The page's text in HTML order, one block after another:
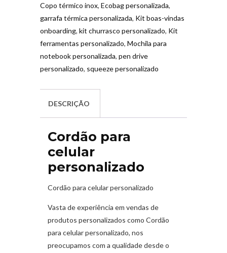
Copo térmico inox, Ecobag personalizada,
garrafa térmica personalizada, Kit boas-vindas
onboarding, kit churrasco personalizado, Kit
ferramentas personalizado, Mochila para
notebook personalizada, pen drive
personalizado, squeeze personalizado
DESCRIÇÃO
Cordão para
celular
personalizado
Cordão para celular personalizado
Vasta de experiência em vendas de
produtos personalizados como Cordão
para celular personalizado, nos
preocupamos com a qualidade desde o